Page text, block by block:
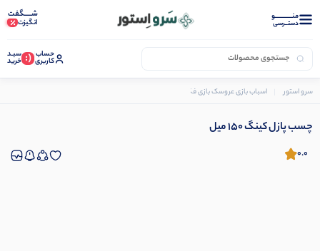
منــــــــــــو
دستــرسی
شـــــگفت
انگیزت
حساب
کاربری (: سبـد
خرید
سرو استور اسباب بازی عروسک بازی فکری
چسب پازل کینگ 150 میل
0.0